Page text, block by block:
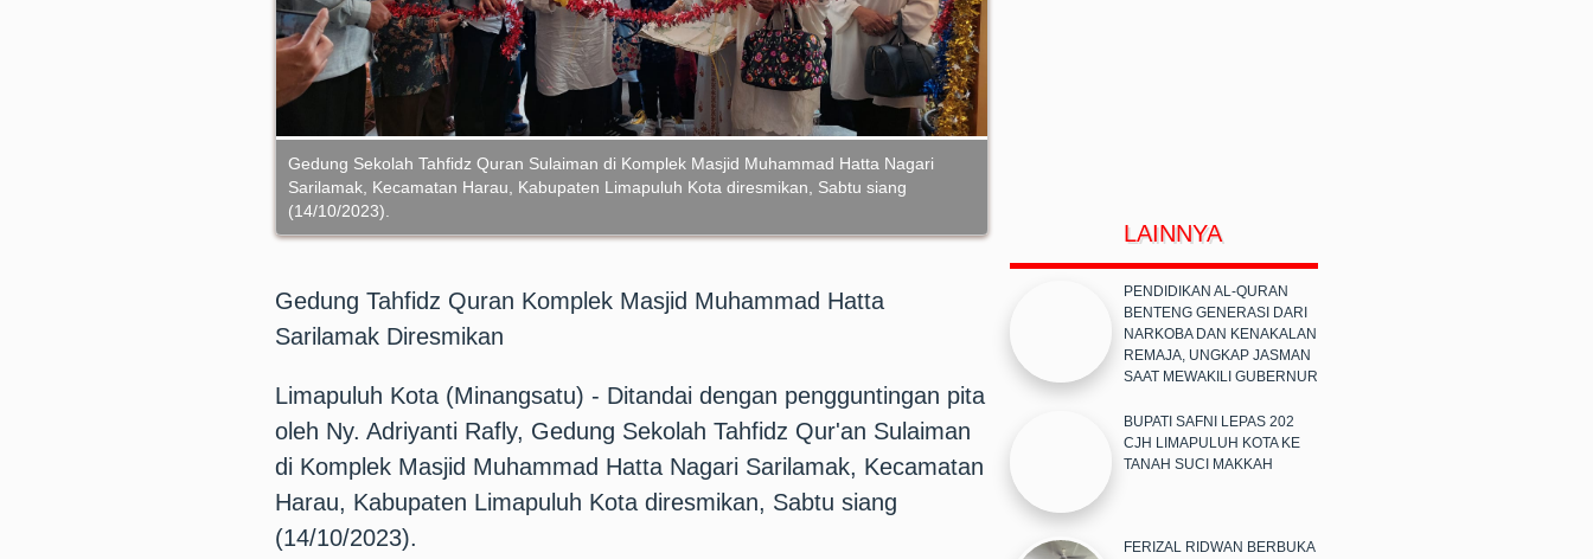
Gedung Sekolah Tahfidz Quran Sulaiman di Komplek Masjid Muhammad Hatta Nagari
Sarilamak, Kecamatan Harau, Kabupaten Limapuluh Kota diresmikan, Sabtu siang
(14/10/2023).
Gedung Tahfidz Quran Komplek Masjid Muhammad Hatta
Sarilamak Diresmikan
Limapuluh Kota (Minangsatu) - Ditandai dengan pengguntingan pita
oleh Ny. Adriyanti Rafly, Gedung Sekolah Tahfidz Qur'an Sulaiman
di Komplek Masjid Muhammad Hatta Nagari Sarilamak, Kecamatan
Harau, Kabupaten Limapuluh Kota diresmikan, Sabtu siang
(14/10/2023).
LAINNYA
PENDIDIKAN AL-QURAN
BENTENG GENERASI DARI
NARKOBA DAN KENAKALAN
REMAJA, UNGKAP JASMAN
SAAT MEWAKILI GUBERNUR
BUPATI SAFNI LEPAS 202
CJH LIMAPULUH KOTA KE
TANAH SUCI MAKKAH
FERIZAL RIDWAN BERBUKA